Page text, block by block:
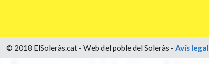
© 2018 ElSoleràs.cat - Web del poble del Soleràs - Avís legal